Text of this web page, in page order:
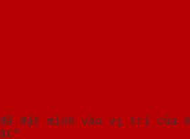
mình vào vị trí của